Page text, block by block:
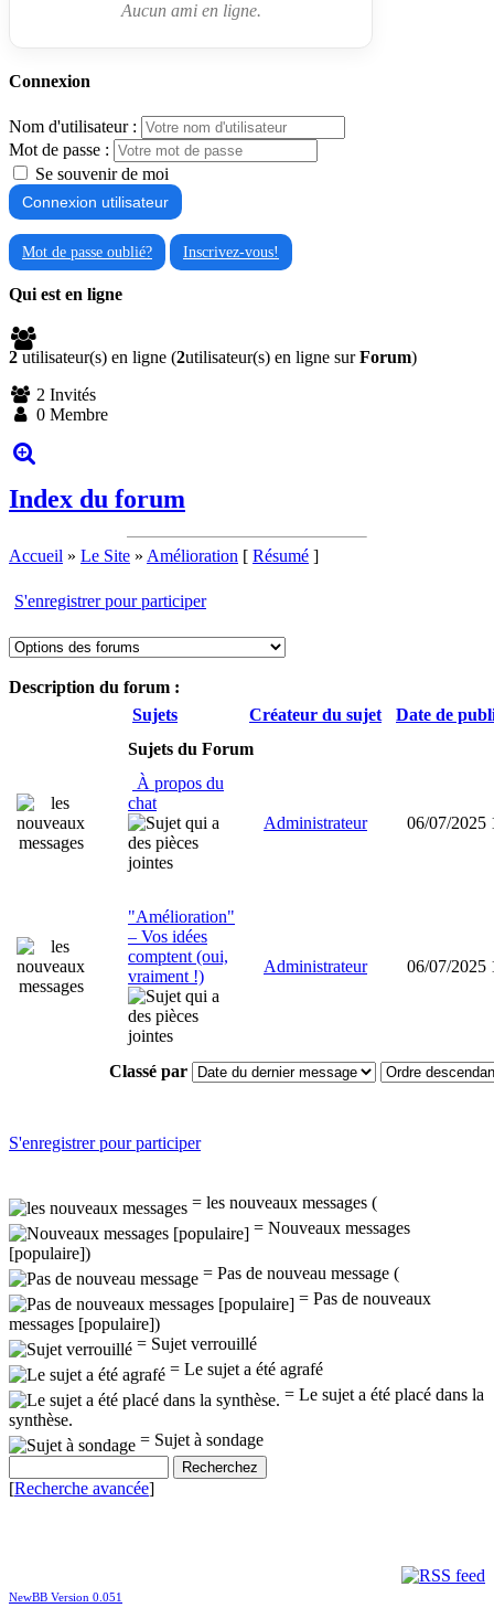
Aucun ami en ligne.
Connexion
Nom d'utilisateur :
Mot de passe :
Se souvenir de moi
Mot de passe oublié? Inscrivez-vous!
Qui est en ligne
2 utilisateur(s) en ligne (2utilisateur(s) en ligne surForum)
2 Invités
0 Membre
Index du forum
Accueil » Le Site » Amélioration [ Résumé ]
S'enregistrer pour participer
Description du forum :
Sujets
Créateur du sujet
Date de
Sujets du Forum
À propos du
chat
Administrateur
06/07/2025
"Amélioration"
– Vos idées
comptent (oui,
vraiment !)
Administrateur 06/07/2025
Classé par
S'enregistrer pour participer
= les nouveaux messages (
= Nouveaux messages
[populaire])
= Pas de nouveau message (
= Pas de nouveaux
messages [populaire])
= Sujet verrouillé
= Le sujet a été agrafé
= Le sujet a été placé dans la
synthèse.
= Sujet à sondage
[Recherche avancée]
NewBB Version 0.051